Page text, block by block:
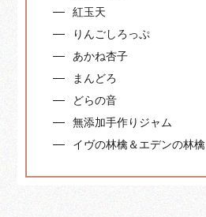
紅玉天
りんごしろっぷ
あかね杏子
まんどろ
どらの音
無添加手作りジャム
イヴの林檎＆エデンの林檎